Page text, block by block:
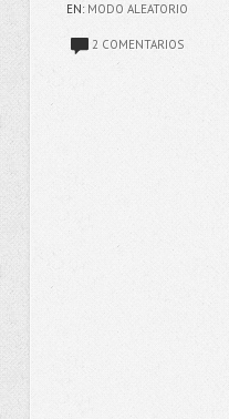
EN: MODO ALEATORIO
2 COMENTARIOS